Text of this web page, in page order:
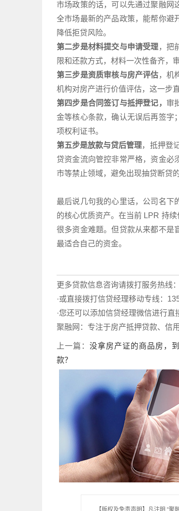
市场政策的话，可以先通过聚融网
全市场最新的产品政策，能帮你避
降低拒贷风险。
第二步是材料提交与申请受理 ，把
限和还款方式，材料一次性备齐，
第三步是资质审核与房产评估 ，机
机构对房产进行价值评估，这一步
第四步是合同签订与抵押登记， 审
金等核心条款，确认无误后再签字
项权利证书。
第五步是放款与贷后管理，抵押登
贷资金流向管控非常严格，资金必
市等禁止领域，避免出现抽贷断贷的
最后说几句我的心里话，公司名下
的核心优质资产。在当前 LPR 持
很多资金难题。但贷款从来都不是
最适合自己的资金。
更多贷款信息咨询请拨打服务热线
·或直接拨打信贷经理移动专线：
·您还可以添加信贷经理微信进行直
聚融网：专注于房产抵押贷款、信
上一篇： 没拿房产证的商品房，
款？
【版权及免责声明】凡注明 “